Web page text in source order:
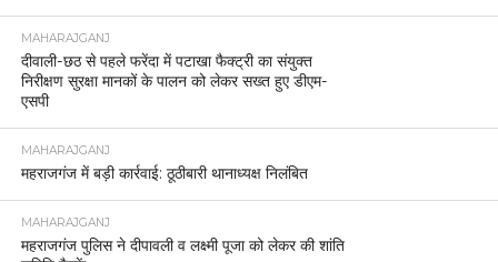
MAHARAJGANJ
दीवाली-छठ से पहले फरेंदा में पटाखा फैक्ट्री का संयुक्त
निरीक्षण सुरक्षा मानकों के पालन को लेकर सख्त हुए डीएम-
एसपी
MAHARAJGANJ
महराजगंज में बड़ी कार्रवाई: ठूठीबारी थानाध्यक्ष निलंबित
MAHARAJGANJ
महराजगंज पुलिस ने दीपावली व लक्ष्मी पूजा को लेकर की शांति